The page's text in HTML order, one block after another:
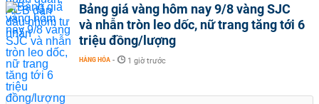
Bảng giá vàng hôm nay 9/8 vàng SJC
và nhẫn tròn leo dốc, nữ trang tăng tới 6
triệu đồng/lượng
HÀNG HÓA - 1 giờ trước